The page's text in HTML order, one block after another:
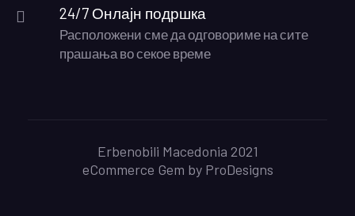
24/7 Онлајн подршка
Расположени сме да одговориме на сите
прашања во секое време
Erbenobili Macedonia 2021
eCommerce Gem by ProDesigns